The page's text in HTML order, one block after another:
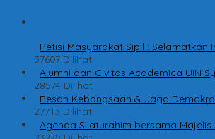
Petisi Masyarakat Sipil :
37607 Dilihat
Alumni dan Civitas Academica UIN
28574 Dilihat
Pesan Kebangsaan & Jaga
27713 Dilihat
Agenda Silaturahim bersama